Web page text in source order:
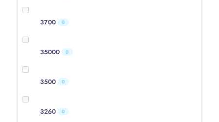
3700 0
35000 0
3500 0
3260 0